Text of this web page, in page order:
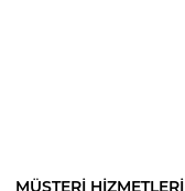
MÜŞTERİ HİZMETLERİ